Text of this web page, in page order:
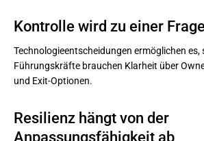
Kontrolle wird zu einer
Technologieentscheidungen ermöglichen es,
Führungskräfte brauchen Klarheit über
und Exit-Optionen.
Resilienz hängt von der
Anpassungsfähigkeit ab